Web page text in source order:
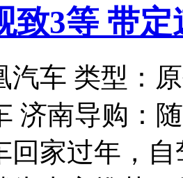
致3等 带
汽车 类型：
济南导购：
回家过年，